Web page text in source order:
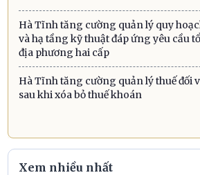
Hà Tĩnh tăng cường quản lý quy
và hạ tầng kỹ thuật đáp ứng yêu cầu
địa phương hai cấp
Hà Tĩnh tăng cường quản lý thuế đối
sau khi xóa bỏ thuế khoán
Xem nhiều nhất